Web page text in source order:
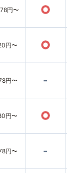
円〜 ○
円〜 ○
円〜 -
円〜 ○
円〜 -